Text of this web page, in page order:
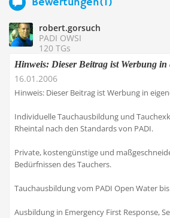
robert.gorsuch
PADI OWSI
120 TGs
Hinweis: Dieser Beitrag ist Werbung in
16.01.2006
Hinweis: Dieser Beitrag ist Werbung in
Individuelle Tauchausbildung und
Rheintal nach den Standards von PADI.
Private, kostengünstige und
Bedürfnissen des Tauchers.
Tauchausbildung vom PADI Open Water
Ausbildung in Emergency First Response,